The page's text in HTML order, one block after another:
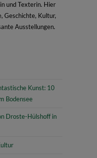
und Texterin. Hier
Geschichte, Kultur,
Ausstellungen.
Kunst: 10
Bodensee
Droste-Hülshoff in